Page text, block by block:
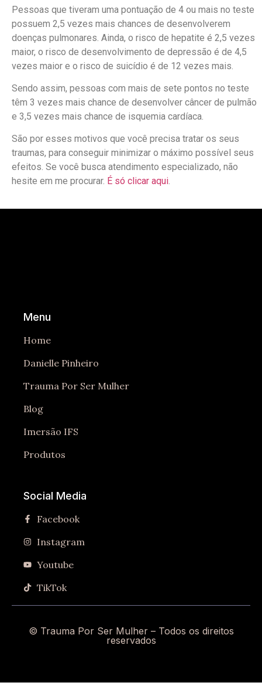
Pessoas que tiveram uma pontuação de 4 ou mais no teste
possuem 2,5 vezes mais chances de desenvolverem
doenças pulmonares. Ainda, o risco de hepatite é 2,5 vezes
maior, o risco de desenvolvimento de depressão é de 4,5
vezes maior e o risco de suicídio é de 12 vezes mais.
Sendo assim, pessoas com mais de sete pontos no teste
têm 3 vezes mais chance de desenvolver câncer de pulmão
e 3,5 vezes mais chance de isquemia cardíaca.
São por esses motivos que você precisa tratar os seus
traumas, para conseguir minimizar o máximo possível seus
efeitos. Se você busca atendimento especializado, não
hesite em me procurar. É só clicar aqui.
Menu
Home
Danielle Pinheiro
Trauma Por Ser Mulher
Blog
Imersão IFS
Produtos
Social Media
Facebook
Instagram
Youtube
TikTok
© Trauma Por Ser Mulher – Todos os direitos
reservados